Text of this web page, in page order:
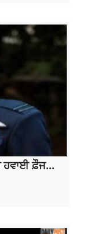
ਹਵਾਈ ਫ਼ੌਜ...